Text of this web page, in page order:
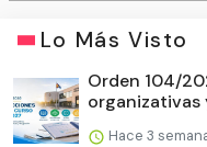
Lo Más Visto
Orden 104/
organizativas
Hace 3